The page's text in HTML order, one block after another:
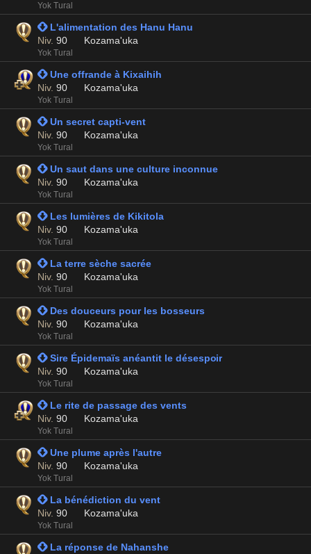
Yok Tural
 L'alimentation des Hanu Hanu
Niv. 90 Kozama'uka
Yok Tural
 Une offrande à Kixaihih
Niv. 90 Kozama'uka
Yok Tural
 Un secret capti-vent
Niv. 90 Kozama'uka
Yok Tural
 Un saut dans une culture inconnue
Niv. 90 Kozama'uka
Yok Tural
 Les lumières de Kikitola
Niv. 90 Kozama'uka
Yok Tural
 La terre sèche sacrée
Niv. 90 Kozama'uka
Yok Tural
 Des douceurs pour les bosseurs
Niv. 90 Kozama'uka
Yok Tural
 Sire Épidemaïs anéantit le désespoir
Niv. 90 Kozama'uka
Yok Tural
 Le rite de passage des vents
Niv. 90 Kozama'uka
Yok Tural
 Une plume après l'autre
Niv. 90 Kozama'uka
Yok Tural
 La bénédiction du vent
Niv. 90 Kozama'uka
Yok Tural
 La réponse de Nahanshe